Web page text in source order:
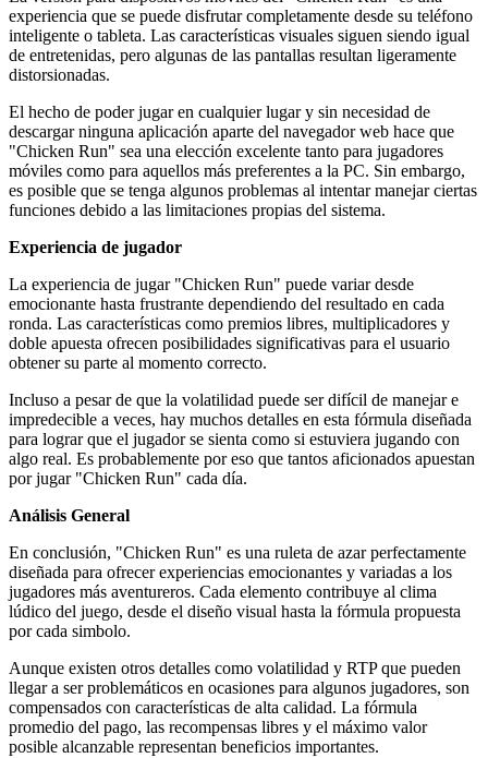
experiencia que se puede disfrutar completamente desde su teléfono
inteligente o tableta. Las características visuales siguen siendo igual
de entretenidas, pero algunas de las pantallas resultan ligeramente
distorsionadas.
El hecho de poder jugar en cualquier lugar y sin necesidad de
descargar ninguna aplicación aparte del navegador web hace que
"Chicken Run" sea una elección excelente tanto para jugadores
móviles como para aquellos más preferentes a la PC. Sin embargo,
es posible que se tenga algunos problemas al intentar manejar ciertas
funciones debido a las limitaciones propias del sistema.
Experiencia de jugador
La experiencia de jugar "Chicken Run" puede variar desde
emocionante hasta frustrante dependiendo del resultado en cada
ronda. Las características como premios libres, multiplicadores y
doble apuesta ofrecen posibilidades significativas para el usuario
obtener su parte al momento correcto.
Incluso a pesar de que la volatilidad puede ser difícil de manejar e
impredecible a veces, hay muchos detalles en esta fórmula diseñada
para lograr que el jugador se sienta como si estuviera jugando con
algo real. Es probablemente por eso que tantos aficionados apuestan
por jugar "Chicken Run" cada día.
Análisis General
En conclusión, "Chicken Run" es una ruleta de azar perfectamente
diseñada para ofrecer experiencias emocionantes y variadas a los
jugadores más aventureros. Cada elemento contribuye al clima
lúdico del juego, desde el diseño visual hasta la fórmula propuesta
por cada simbolo.
Aunque existen otros detalles como volatilidad y RTP que pueden
llegar a ser problemáticos en ocasiones para algunos jugadores, son
compensados con características de alta calidad. La fórmula
promedio del pago, las recompensas libres y el máximo valor
posible alcanzable representan beneficios importantes.